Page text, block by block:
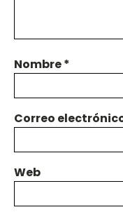
Nombre*
Correo
Web